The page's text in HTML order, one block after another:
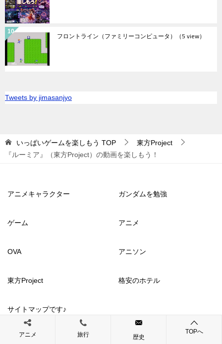
フロントライン（ファミリーコンピュータ） （5 view）
Tweets by jimasanjyo
いっぱいゲームを楽しもう TOP
東方Project
『ルーミア』（東方Project）の動画を楽しもう！
アニメキャラクター ガンダムを勉強
ゲーム アニメ
OVA アニソン
東方Project 格安のホテル
サイトマップです♪
アニメ 旅行 歴史
TOPへ